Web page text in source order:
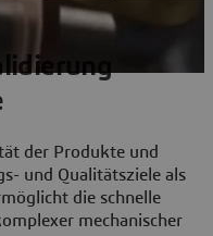
der Produkte und
und Qualitätsziele als
die schnelle
mechanischer